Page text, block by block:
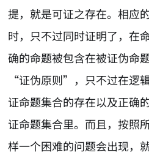
提，就是可证之存在。相应
时，只不过同时证明了，在
确的命题被包含在被证伪命
“证伪原则”，只不过在逻
证命题集合的存在以及正确
证命题集合里。而且，按
样一个困难的问题会出现